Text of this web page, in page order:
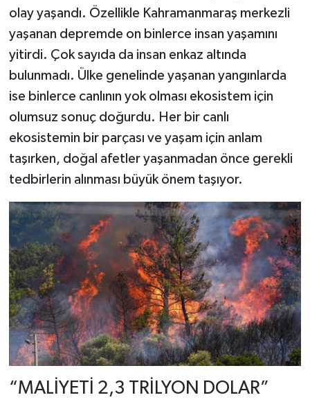
olay yaşandı. Özellikle Kahramanmaraş merkezli
yaşanan depremde on binlerce insan yaşamını
yitirdi. Çok sayıda da insan enkaz altında
bulunmadı. Ülke genelinde yaşanan yangınlarda
ise binlerce canlının yok olması ekosistem için
olumsuz sonuç doğurdu. Her bir canlı
ekosistemin bir parçası ve yaşam için anlam
taşırken, doğal afetler yaşanmadan önce gerekli
tedbirlerin alınması büyük önem taşıyor.
“MALİYETİ 2,3 TRİLYON DOLAR”